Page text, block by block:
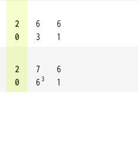
2
0
6
3
6
1
2
0
7
6 3
6
1